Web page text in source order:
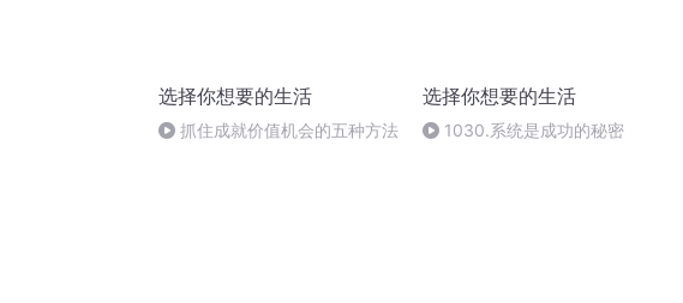
选择你想要的生活
抓住成就价值机会的五种方法
选择你想要的生活
1030.系统是成功的秘密